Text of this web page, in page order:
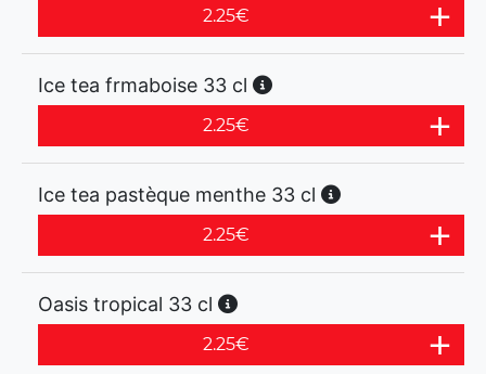
2.25€
Ice tea frmaboise 33 cl
2.25€
Ice tea pastèque menthe 33 cl
2.25€
Oasis tropical 33 cl
2.25€